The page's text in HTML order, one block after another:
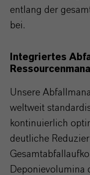
entlang der
bei.
Integriertes
Unsere
weltweit
kontinuierlich
deutliche
Deponievolumina